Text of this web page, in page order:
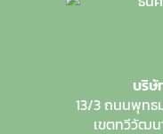
บริษั
13/3 ถนนพุท
เขตทวีวัฒน